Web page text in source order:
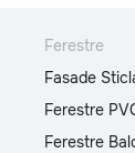
Ferestre
Fasade
Ferestre
Ferestre